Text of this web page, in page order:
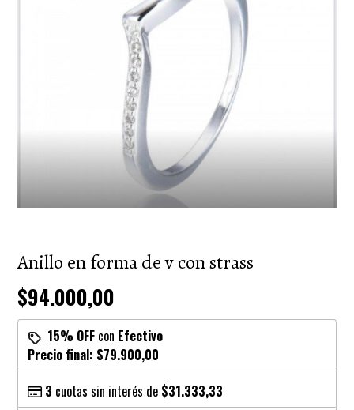
Anillo en forma de v con strass
$94.000,00
15% OFF con Efectivo
Precio final: $79.900,00
3 cuotas sin interés de $31.333,33